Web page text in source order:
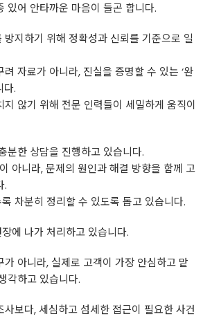
있어 안타까운 마음이 들곤 합니다.
방지하기 위해 정확성과 신뢰를 기준으로 일
자료가 아니라, 진실을 증명할 수 있는 ‘완
다.
않기 위해 전문 인력들이 세밀하게 움직이
분한 상담을 진행하고 있습니다.
아니라, 문제의 원인과 해결 방향을 함께 고
.
차분히 정리할 수 있도록 돕고 있습니다.
에 나가 처리하고 있습니다.
가 아니라, 실제로 고객이 가장 안심하고 맡
각하고 있습니다.
보다, 세심하고 섬세한 접근이 필요한 사건